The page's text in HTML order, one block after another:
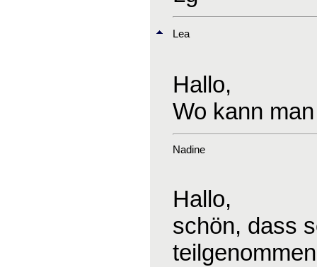
Lea
Hallo,
Wo kann
Nadine
Hallo,
schön, dass